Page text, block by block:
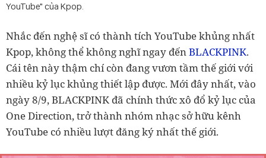
YouTube" của Kpop.
Nhắc đến nghệ sĩ có thành tích YouTube khủng nhất
Kpop, không thể không nghĩ ngay đếnBLACKPINK.
Cái tên này thậm chí còn đang vươn tầm thế giới với
nhiều kỷ lục khủng thiết lập được. Mới đây nhất, vào
ngày 8/9, BLACKPINK đã chính thức xô đổ kỷ lục của
One Direction, trở thành nhóm nhạc sở hữu kênh
YouTube có nhiều lượt đăng ký nhất thế giới.